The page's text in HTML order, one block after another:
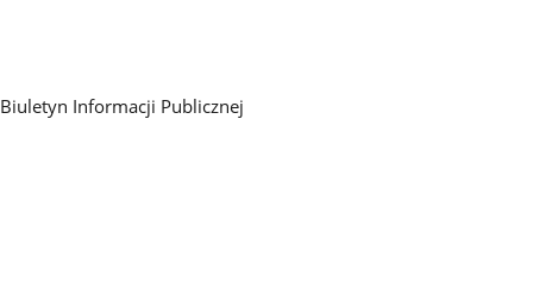
Biuletyn Informacji Publicznej